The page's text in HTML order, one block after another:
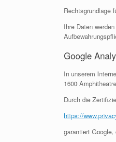
Rechtsgrundlage
Ihre Daten
Google
In unserem
1600
Durch die
https://
garantiert